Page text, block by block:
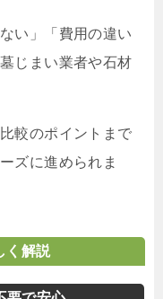
い」「費用の違い
じまい業者や石材
較のポイントまで
ズに進められま
く解説